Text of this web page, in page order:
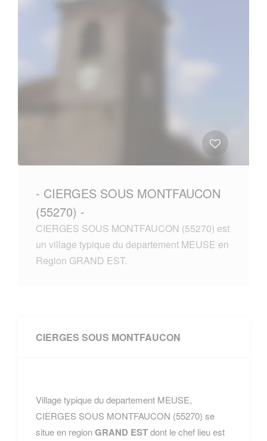
- CIERGES SOUS MONTFAUCON
(55270) -
CIERGES SOUS MONTFAUCON (55270) est
un village typique du departement MEUSE en
Region GRAND EST.
CIERGES SOUS MONTFAUCON
Village typique du departement MEUSE,
CIERGES SOUS MONTFAUCON (55270) se
situe en regionGRAND ESTdont le chef lieu est